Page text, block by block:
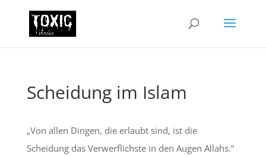
Scheidung im Islam
„Von allen Dingen, die erlaubt sind, ist die
Scheidung das Verwerflichste in den Augen Allahs.“